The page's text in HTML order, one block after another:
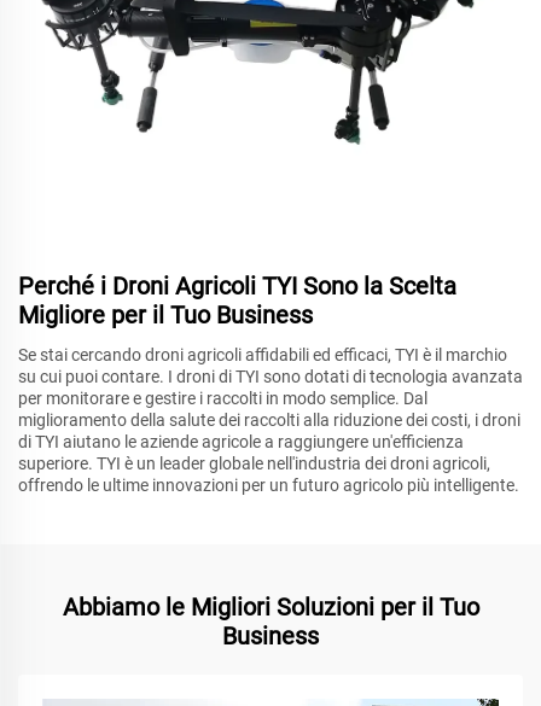
Perché i Droni Agricoli TYI Sono la Scelta
Migliore per il Tuo Business
Se stai cercando droni agricoli affidabili ed efficaci, TYI è il marchio
su cui puoi contare. I droni di TYI sono dotati di tecnologia avanzata
per monitorare e gestire i raccolti in modo semplice. Dal
miglioramento della salute dei raccolti alla riduzione dei costi, i droni
di TYI aiutano le aziende agricole a raggiungere un'efficienza
superiore. TYI è un leader globale nell'industria dei droni agricoli,
offrendo le ultime innovazioni per un futuro agricolo più intelligente.
Abbiamo le Migliori Soluzioni per il Tuo
Business